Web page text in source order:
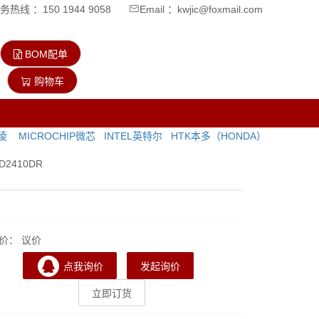
热线 ：150 1944 9058 Email ：kwjic@foxmail.com
BOM配单
购物车
MICROCHIP微芯 INTEL英特尔 HTK本多（HONDA）
： 议价
点我询价 发起询价
立即订货